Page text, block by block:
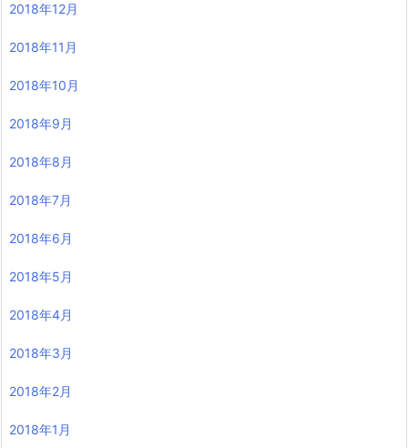
2018年12月
2018年11月
2018年10月
2018年9月
2018年8月
2018年7月
2018年6月
2018年5月
2018年4月
2018年3月
2018年2月
2018年1月